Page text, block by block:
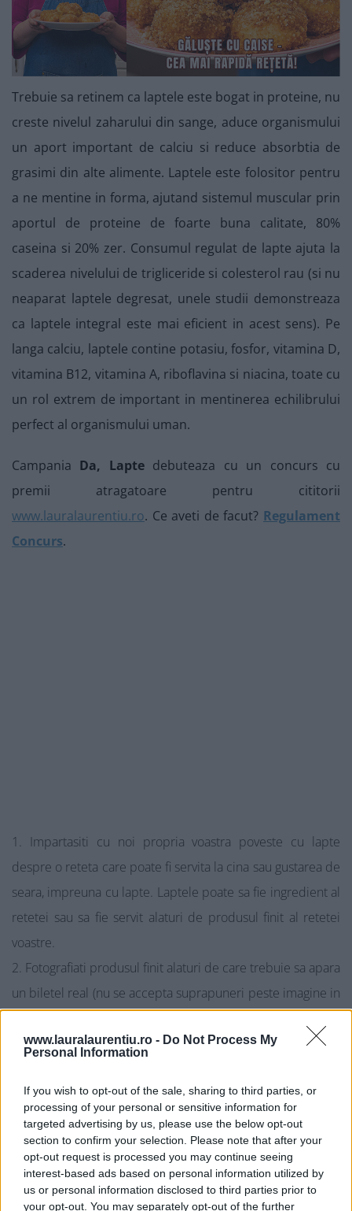
www.lauralaurentiu.ro - Do Not Process My
Personal Information
If you wish to opt-out of the sale, sharing to third parties, or
processing of your personal or sensitive information for
targeted advertising by us, please use the below opt-out
section to confirm your selection. Please note that after your
opt-out request is processed you may continue seeing
interest-based ads based on personal information utilized by
us or personal information disclosed to third parties prior to
your opt-out. You may separately opt-out of the further
Trebuie sa retinem ca laptele este bogat in proteine, nu
creste nivelul zaharului din sange, aduce organismului
un aport important de calciu si reduce absorbtia de
grasimi din alte alimente. Laptele este folositor pentru
a ne mentine in forma, ajutand sistemul muscular prin
aportul de proteine de foarte buna calitate, 80%
caseina si 20% zer. Consumul regulat de lapte ajuta la
scaderea nivelului de trigliceride si colesterol rau (si nu
neaparat laptele degresat, unele studii demonstreaza
ca laptele integral este mai eficient in acest sens). Pe
langa calciu, laptele contine potasiu, fosfor, vitamina D,
vitamina B12, vitamina A, riboflavina si niacina, toate cu
un rol extrem de important in mentinerea echilibrului
perfect al organismului uman.
Campania Da, Laptedebuteaza cu un concurs cu
premii atragatoare pentru cititorii
www.lauralaurentiu.ro. Ce aveti de facut? Regulament
Concurs.
Impartasiti cu noi propria voastra poveste cu lapte
despre o reteta care poate fi servita la cina sau gustarea de
seara, impreuna cu lapte. Laptele poate sa fie ingredient al
retetei sau sa fie servit alaturi de produsul finit al retetei
voastre.
Fotografiati produsul finit alaturi de care trebuie sa apara
un biletel real (nu se accepta suprapuneri peste imagine in
lapte”.
completati campurile obligatorii: numele vostru, adresa e-
mail, povestea cu lapte, apoi incarcati fotografia descrisa la
punctul 2. Puteti accesa pagina concursului de pe pagina
principala a blogului, dand click pe butonul„Concurs
Povestea Mea Cu Lapte”situat pe prima pozitie din